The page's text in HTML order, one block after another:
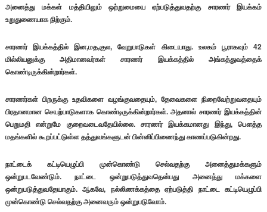
அனைத்து மக்கள் மத்தியிலும் ஒற்றுமையை ஏற்படுத்துவதற்கு சாரணர் இயக்கம்
உறுதுணையாக நிற்கும்.
சாரணர் இயக்கத்தில் இன,மத,குல, வேறுபாடுகள் கிடையாது. உலகம் பூராகவும் 42
மில்லியனுக்கு அதிமானவர்கள் சாரணர் இயக்கத்தில் அங்கத்துவத்தைக்
கொண்டிருக்கின்றார்கள்.
சாரணர்கள் பிறருக்கு உதவிகளை வழங்குவதையும், தேவைகளை நிறைவேற்றுவதையும்
பிரதானமான செயற்பாடுகளாக கொண்டிருக்கின்றார்கள். அதனால் சாரணர் இயக்கத்தின்
பெறுமதி என்றுமே குறைவடைவதேயில்லை. சாரணர் இயக்கமானது இந்து, பௌத்த
மதங்களில் கூறப்பட்டுள்ள தத்துவங்களுடன் பின்னிப்பிணைந்து காணப்படுகின்றது.
நாட்டைக் கட்டியெழுப்பி முன்கொண்டு செல்வதற்கு அனைத்துமக்களும்
ஒன்றுபடவேண்டும். நாட்டை ஒன்றுபடுத்துவதென்பது அனைத்து மக்களை
ஒன்றுபடுத்துவதேயாகும். ஆகவே, நல்லிணக்கத்தை ஏற்படுத்தி நாட்டை கட்டியெழுப்பி
முன்கொண்டு செல்வதற்கு அனைவரும் ஒன்றுபடுவோம்.